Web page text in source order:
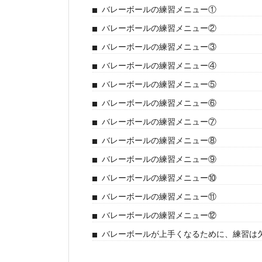
バレーボールの練習メニュー①
バレーボールの練習メニュー②
バレーボールの練習メニュー③
バレーボールの練習メニュー④
バレーボールの練習メニュー⑤
バレーボールの練習メニュー⑥
バレーボールの練習メニュー⑦
バレーボールの練習メニュー⑧
バレーボールの練習メニュー⑨
バレーボールの練習メニュー⑩
バレーボールの練習メニュー⑪
バレーボールの練習メニュー⑫
バレーボールが上手くなるために、練習は